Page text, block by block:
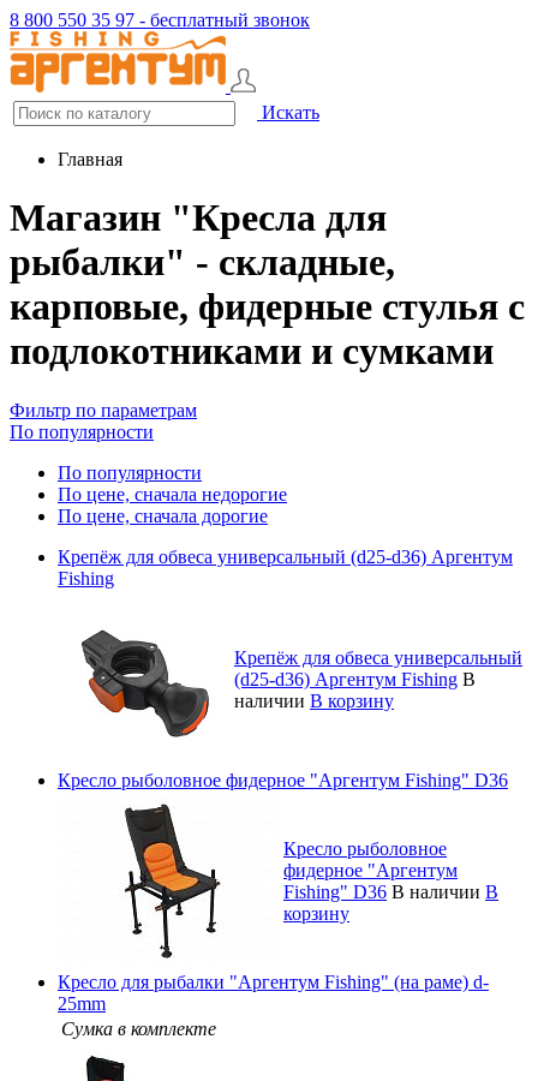
8 800 550 35 97 - бесплатный звонок
Искать
Главная
Магазин "Кресла для
рыбалки" - складные,
карповые, фидерные стулья с
подлокотниками и сумками
Фильтр по параметрам
По популярности
По популярности
По цене, сначала недорогие
По цене, сначала дорогие
Крепёж для обвеса универсальный (d25-d36) Аргентум
Fishing
Крепёж для обвеса универсальный
(d25-d36) Аргентум Fishing В
наличии В корзину
Кресло рыболовное фидерное "Аргентум Fishing" D36
Кресло рыболовное
фидерное "Аргентум
Fishing" D36 В наличии В
корзину
Кресло для рыбалки "Аргентум Fishing" (на раме) d-
25mm
Сумка в комплекте